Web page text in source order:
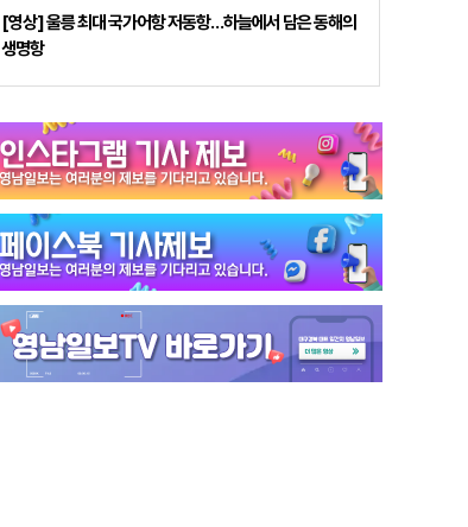
[영상] 울릉 최대 국가어항 저동항…하늘에서 담은 동해의
생명항